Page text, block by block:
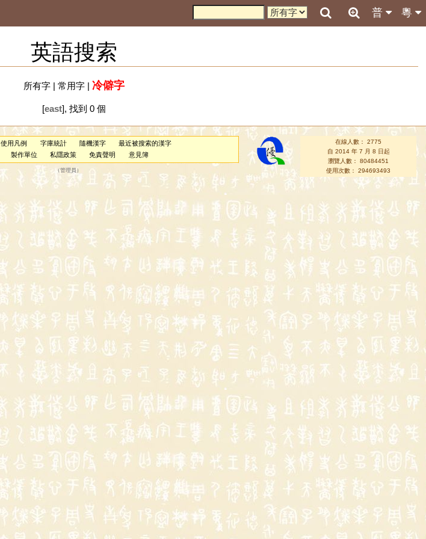
粵
普
英語搜索
所有字| 常用字| 冷僻字
[east], 找到 0 個
使用凡例 字庫統計 隨機漢字
最近被搜索的漢字
製作單位 私隱政策 免責聲明 意見簿
（管理員 ）
在線人數： 2775
自 2014 年 7 月 8 日起
瀏覽人數： 80484451
使用次數： 294693493